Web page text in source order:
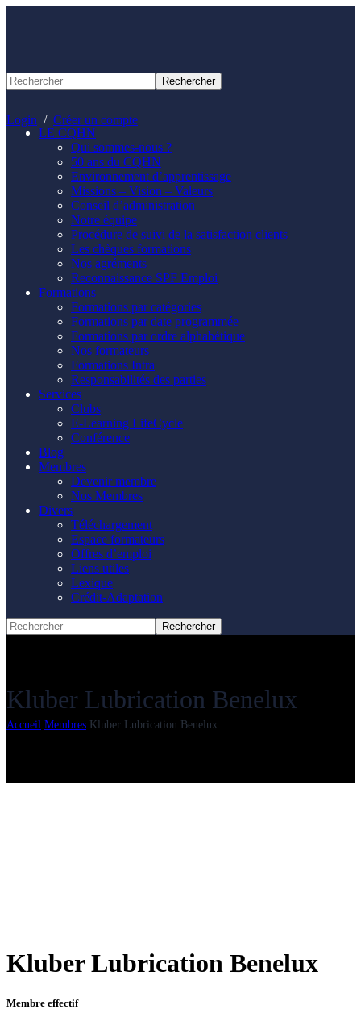
Login / Créer un compte
LE CQHN
Qui sommes-nous ?
50 ans du CQHN
Environnement d’apprentissage
Missions – Vision – Valeurs
Conseil d’administration
Notre équipe
Procédure de suivi de la satisfaction clients
Les chèques formations
Nos agréments
Reconnaissance SPF Emploi
Formations
Formations par catégories
Formations par date programmée
Formations par ordre alphabétique
Nos formateurs
Formations Intra
Responsabilités des parties
Services
Clubs
E-Learning LifeCycle
Conférence
Blog
Membres
Devenir membre
Nos Membres
Divers
Téléchargement
Espace formateurs
Offres d’emploi
Liens utiles
Lexique
Crédit-Adaptation
Kluber Lubrication Benelux
Accueil Membres Kluber Lubrication Benelux
Kluber Lubrication Benelux
Membre effectif
Panneau de gestion des cookies